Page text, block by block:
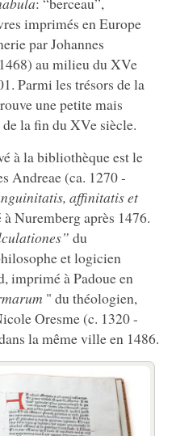
imprimés en Europe
par Johannes
au milieu du XVe
Parmi les trésors de la
une petite mais
la fin du XVe siècle.
à la bibliothèque est le
Andreae (ca. 1270 -
affinitatis et
Nuremberg après 1476.
du
et logicien
imprimé à Padoue en
" du théologien,
Oresme (c. 1320 -
la même ville en 1486.